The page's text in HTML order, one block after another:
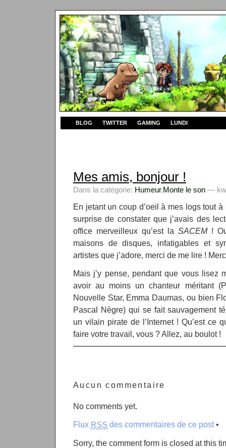
BLOG TWITTER GAMING LUNDI
Mes amis, bonjour !
Dans la catégorie: Humeur,Monte le son —
En jetant un coup d’oeil à mes logs tout
surprise de constater que j’avais des
office merveilleux qu’est la SACEM!
maisons de disques, infatigables et
artistes que j’adore, merci de me lire !
Mais j’y pense, pendant que vous lisez
avoir au moins un chanteur méritant
Nouvelle Star, Emma Daumas, ou bien
Pascal Nègre) qui se fait sauvagement
un vilain pirate de l’Internet ! Qu’est ce
faire votre travail, vous ? Allez, au boulot !
Aucun commentaire
No comments yet.
Flux RSS des commentaires de ce post•
Sorry, the comment form is closed at this